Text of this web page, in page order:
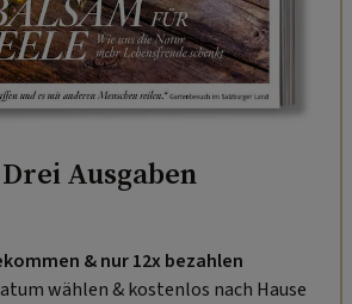
Ausgaben
& nur 12x bezahlen
wählen & kostenlos nach Hause